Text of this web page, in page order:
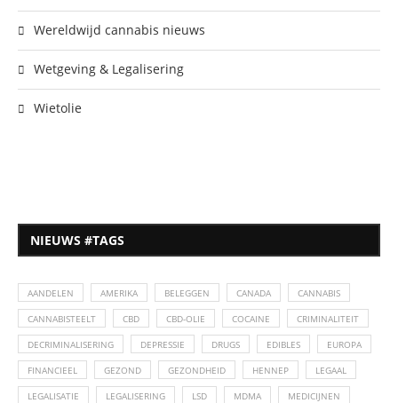
Wereldwijd cannabis nieuws
Wetgeving & Legalisering
Wietolie
NIEUWS #TAGS
AANDELEN AMERIKA BELEGGEN CANADA CANNABIS
CANNABISTEELT CBD CBD-OLIE COCAINE CRIMINALITEIT
DECRIMINALISERING DEPRESSIE DRUGS EDIBLES EUROPA
FINANCIEEL GEZOND GEZONDHEID HENNEP LEGAAL
LEGALISATIE LEGALISERING LSD MDMA MEDICIJNEN